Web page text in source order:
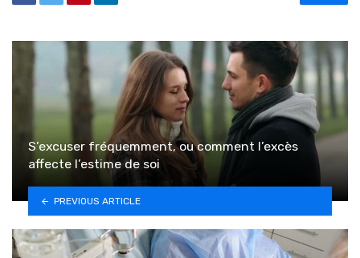
S’excuser fréquemment, ou comment l’excès
affecte l’estime de soi
PREVIOUS ARTICLE